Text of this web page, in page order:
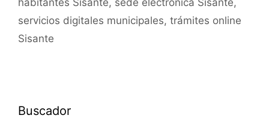
habitantes Sisante, sede electrónica Sisante,
servicios digitales municipales, trámites online
Sisante
Buscador